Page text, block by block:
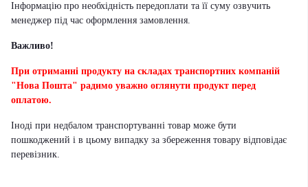
Інформацію про необхідність передоплати та її суму озвучить
менеджер під час оформлення замовлення.
Важливо!
При отриманні продукту на складах транспортних компаній
"Нова Пошта" радимо уважно оглянути продукт перед
оплатою.
Іноді при недбалом транспортуванні товар може бути
пошкоджений і в цьому випадку за збереження товару відповідає
перевізник.